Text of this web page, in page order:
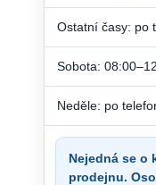
Ostatní časy: po
Sobota:
Neděle: po
Nejedná se o
prodejnu.